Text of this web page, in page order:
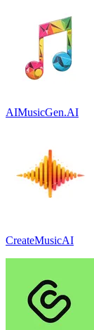
AIMusicGen.AI
CreateMusicAI